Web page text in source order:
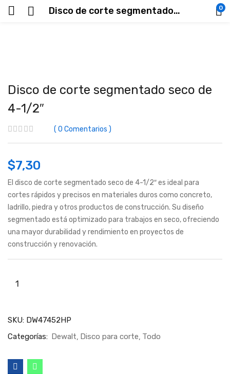
Disco de corte segmentado seco de 4-1/2″ 0
Disco de corte segmentado seco de
4-1/2″
0 Comentarios
$7,30
El disco de corte segmentado seco de 4-1/2″ es ideal para
cortes rápidos y precisos en materiales duros como concreto,
ladrillo, piedra y otros productos de construcción. Su diseño
segmentado está optimizado para trabajos en seco, ofreciendo
una mayor durabilidad y rendimiento en proyectos de
construcción y renovación.
SKU: DW47452HP
Categorías: Dewalt Disco para corte Todo